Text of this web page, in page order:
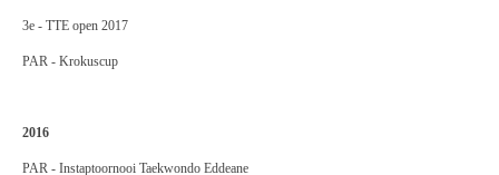
3e - TTE open 2017
PAR - Krokuscup
2016
PAR - Instaptoornooi Taekwondo Eddeane